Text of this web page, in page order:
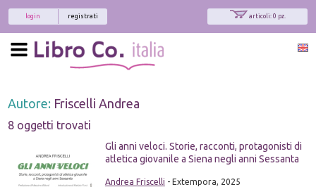
articoli: 0 pz.
registrati
login
Autore: Friscelli Andrea
8 oggetti trovati
Gli anni veloci. Storie, racconti, protagonisti di
atletica giovanile a Siena negli anni Sessanta
Andrea Friscelli - Extempora, 2025